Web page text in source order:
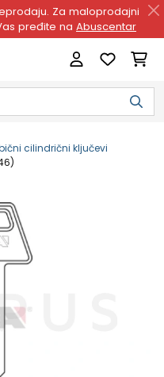
Za maloprodajni
pređite na Abuscentar
cilindrični ključevi